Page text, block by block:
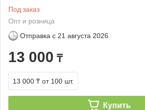
Под заказ
Опт и розница
Отправка с 21 августа 2026
13 000 ₸
13 000 ₸ от 100 шт.
Купить